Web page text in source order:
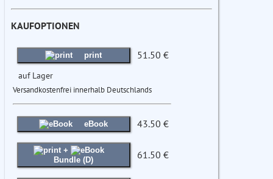
KAUFOPTIONEN
print 51.50 €
auf Lager
Versandkostenfrei innerhalb Deutschlands
eBook 43.50 €
+
Bundle (D)
61.50 €